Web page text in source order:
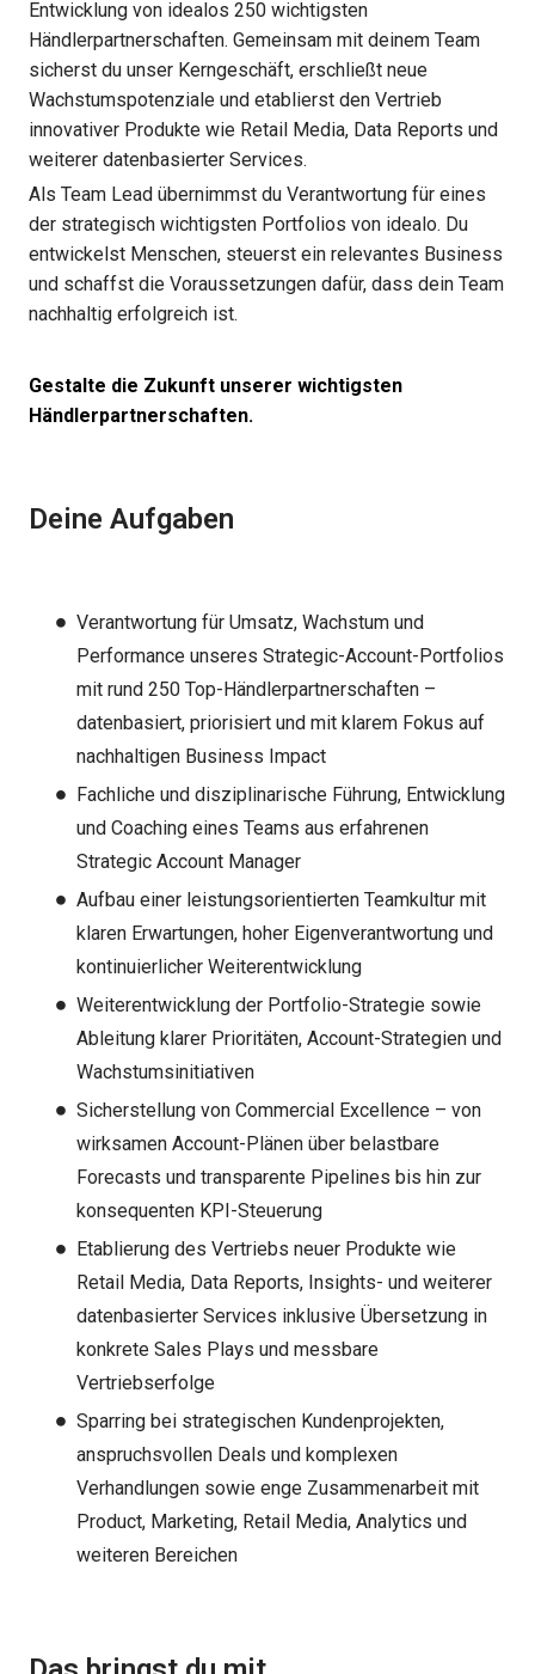
Entwicklung von idealos 250 wichtigsten
Händlerpartnerschaften. Gemeinsam mit deinem Team
sicherst du unser Kerngeschäft, erschließt neue
Wachstumspotenziale und etablierst den Vertrieb
innovativer Produkte wie Retail Media, Data Reports und
weiterer datenbasierter Services.
Als Team Lead übernimmst du Verantwortung für eines
der strategisch wichtigsten Portfolios von idealo. Du
entwickelst Menschen, steuerst ein relevantes Business
und schaffst die Voraussetzungen dafür, dass dein Team
nachhaltig erfolgreich ist.
Gestalte die Zukunft unserer wichtigsten
Händlerpartnerschaften.
Deine Aufgaben
Verantwortung für Umsatz, Wachstum und
Performance unseres Strategic-Account-Portfolios
mit rund 250 Top-Händlerpartnerschaften –
datenbasiert, priorisiert und mit klarem Fokus auf
nachhaltigen Business Impact
Fachliche und disziplinarische Führung, Entwicklung
und Coaching eines Teams aus erfahrenen
Strategic Account Manager
Aufbau einer leistungsorientierten Teamkultur mit
klaren Erwartungen, hoher Eigenverantwortung und
kontinuierlicher Weiterentwicklung
Weiterentwicklung der Portfolio-Strategie sowie
Ableitung klarer Prioritäten, Account-Strategien und
Wachstumsinitiativen
Sicherstellung von Commercial Excellence – von
wirksamen Account-Plänen über belastbare
Forecasts und transparente Pipelines bis hin zur
konsequenten KPI-Steuerung
Etablierung des Vertriebs neuer Produkte wie
Retail Media, Data Reports, Insights- und weiterer
datenbasierter Services inklusive Übersetzung in
konkrete Sales Plays und messbare
Vertriebserfolge
Sparring bei strategischen Kundenprojekten,
anspruchsvollen Deals und komplexen
Verhandlungen sowie enge Zusammenarbeit mit
Product, Marketing, Retail Media, Analytics und
weiteren Bereichen